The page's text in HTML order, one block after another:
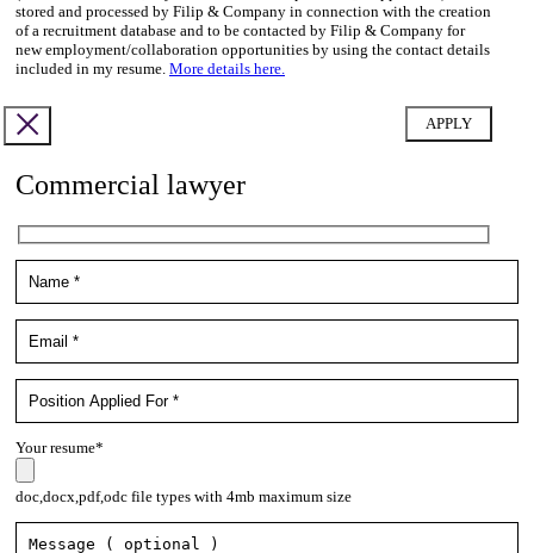
stored and processed by Filip & Company in connection with the creation
of a recruitment database and to be contacted by Filip & Company for
new employment/collaboration opportunities by using the contact details
included in my resume. More details here.
Commercial lawyer
Your resume*
doc,docx,pdf,odc file types with 4mb maximum size